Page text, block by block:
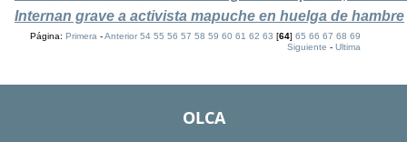
Internan grave a activista mapuche en huelga de hambre
Página:Primera -Anterior 54 55 56 57 58 59 60 61 62 63 [64]65 66 67 68 69
Siguiente -Ultima
OLCA